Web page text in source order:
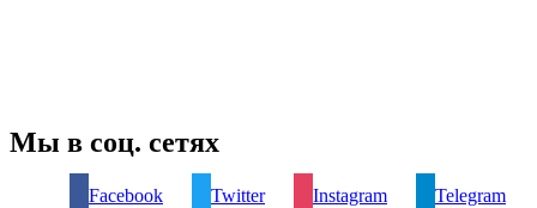
Мы в соц. сетях
Facebook Twitter Instagram
Telegram